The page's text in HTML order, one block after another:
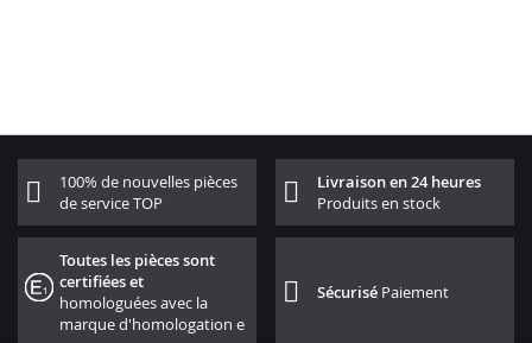
100% de nouvelles pièces
de service TOP
Livraison en 24 heures
Produits en stock
Toutes les pièces sont
certifiées et
homologuées avec la
marque d'homologation e
Sécurisé Paiement